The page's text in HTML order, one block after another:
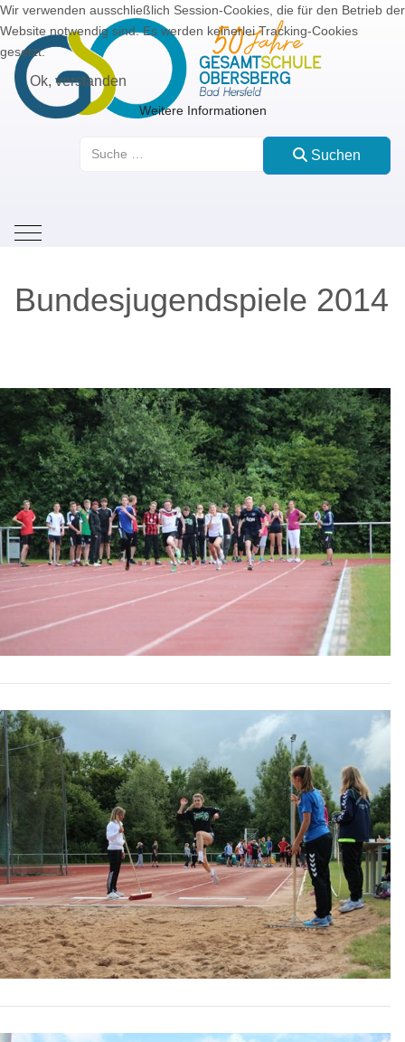
Suchen
Mobile Menu Toggle
Bundesjugendspiele 2014
Wir verwenden ausschließlich Session-Cookies, die für den Betrieb der
Website notwendig sind. Es werden keinerlei Tracking-Cookies
gesetzt.
Ok, verstanden
Weitere Informationen